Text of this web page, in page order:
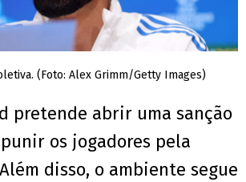
(Foto: Alex Grimm/Getty Images)
pretende abrir uma sanção
os jogadores pela
disso, o ambiente segue